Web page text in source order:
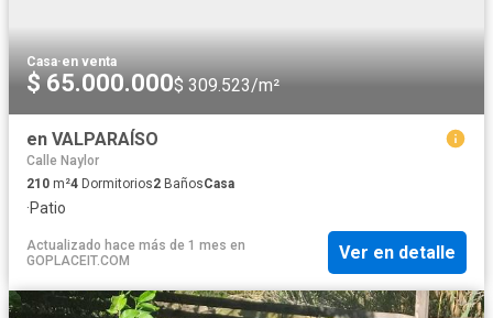
Casa·en venta
$ 65.000.000$ 309.523/m²
en VALPARAÍSO
Calle Naylor
210 m²4 Dormitorios2 BañosCasa
·Patio
Actualizado hace más de 1 mes en
GOPLACEIT.COM
Ver en detalle